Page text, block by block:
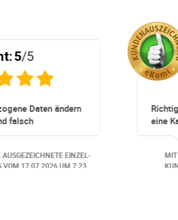
Super Service. Schnell und unkompliziert!
MIT DEM GOLDSIEGEL AUSGEZEICHNETE EINZEL-
KUNDENBEWERTUNG VOM
UM 14:07.